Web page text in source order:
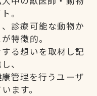
。
診療可能な動物か
特徴的。
る想いを取材し記
、
管理を行うユーザ
ます。